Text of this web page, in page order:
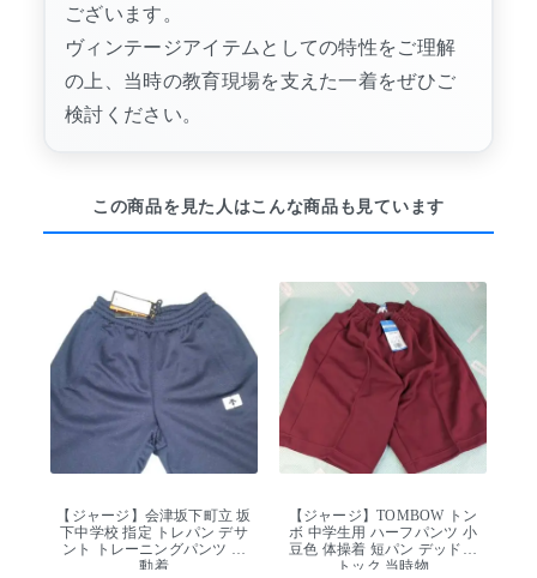
ございます。
ヴィンテージアイテムとしての特性をご理解
の上、当時の教育現場を支えた一着をぜひご
検討ください。
この商品を見た人はこんな商品も見ています
【ジャージ】会津坂下町立 坂
下中学校 指定 トレパン デサ
ント トレーニングパンツ 運
動着
【ジャージ】TOMBOW トン
ボ 中学生用 ハーフパンツ 小
豆色 体操着 短パン デッドス
トック 当時物